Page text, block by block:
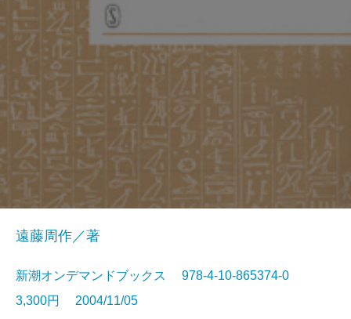
遠藤周作／著
新潮オンデマンドブックス 978-4-10-865374-0
3,300円 2004/11/05